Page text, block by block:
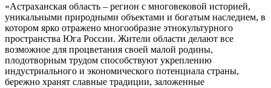
«Астраханская область – регион с многовековой историей,
уникальными природными объектами и богатым наследием, в
котором ярко отражено многообразие этнокультурного
пространства Юга России. Жители области делают все
возможное для процветания своей малой родины,
плодотворным трудом способствуют укреплению
индустриального и экономического потенциала страны,
бережно хранят славные традиции, заложенные